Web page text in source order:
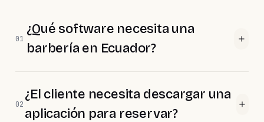
01
¿Qué software necesita una
barbería en Ecuador?
02
¿El cliente necesita descargar una
aplicación para reservar?